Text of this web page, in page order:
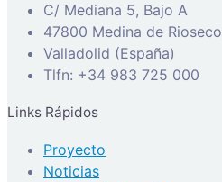
C/ Mediana 5, Bajo A
47800 Medina de Rioseco
Valladolid (España)
Tlfn: +34 983 725 000
Links Rápidos
Proyecto
Noticias